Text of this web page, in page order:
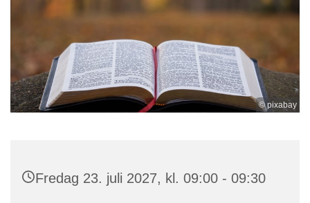
© pixabay
Fredag 23. juli 2027, kl. 09:00 - 09:30